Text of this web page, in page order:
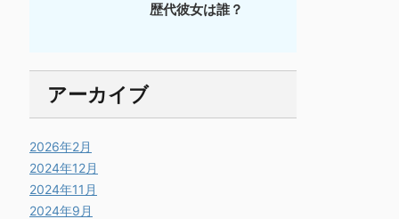
歴代彼女は誰？
アーカイブ
2026年2月
2024年12月
2024年11月
2024年9月